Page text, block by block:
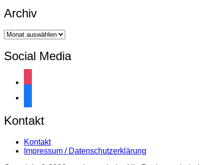
Archiv
Archiv
Social Media
Kontakt
Kontakt
Impressum / Datenschutzerklärung